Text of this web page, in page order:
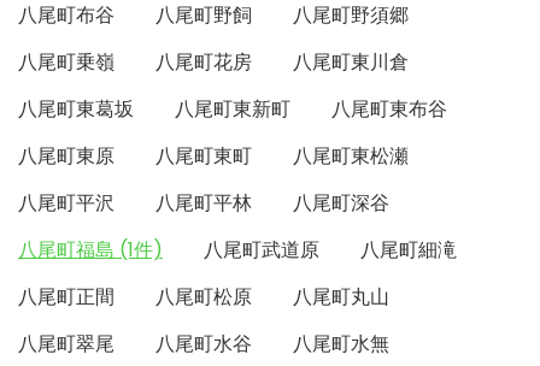
八尾町布谷
八尾町野飼
八尾町野須郷
八尾町乗嶺
八尾町花房
八尾町東川倉
八尾町東葛坂
八尾町東新町
八尾町東布谷
八尾町東原
八尾町東町
八尾町東松瀬
八尾町平沢
八尾町平林
八尾町深谷
八尾町福島 (1件)
八尾町武道原
八尾町細滝
八尾町正間
八尾町松原
八尾町丸山
八尾町翠尾
八尾町水谷
八尾町水無